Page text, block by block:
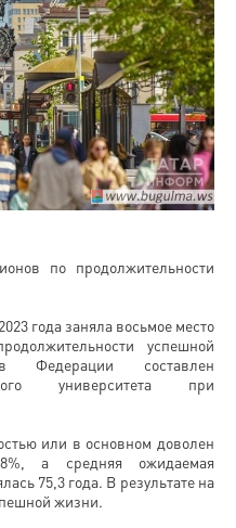
по продолжительности
года заняла восьмое место
успешной
Федерации составлен
университета при
или в основном доволен
а средняя ожидаемая
75,3 года. В результате на
жизни.